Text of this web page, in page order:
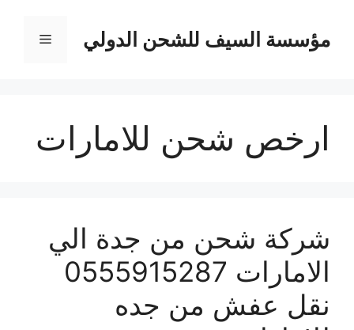
المحتوىمؤسسة السيف للشحن الدولي القائمة
ارخص شحن للامارات
شركة شحن من جدة الي
الامارات 0555915287
نقل عفش من جده